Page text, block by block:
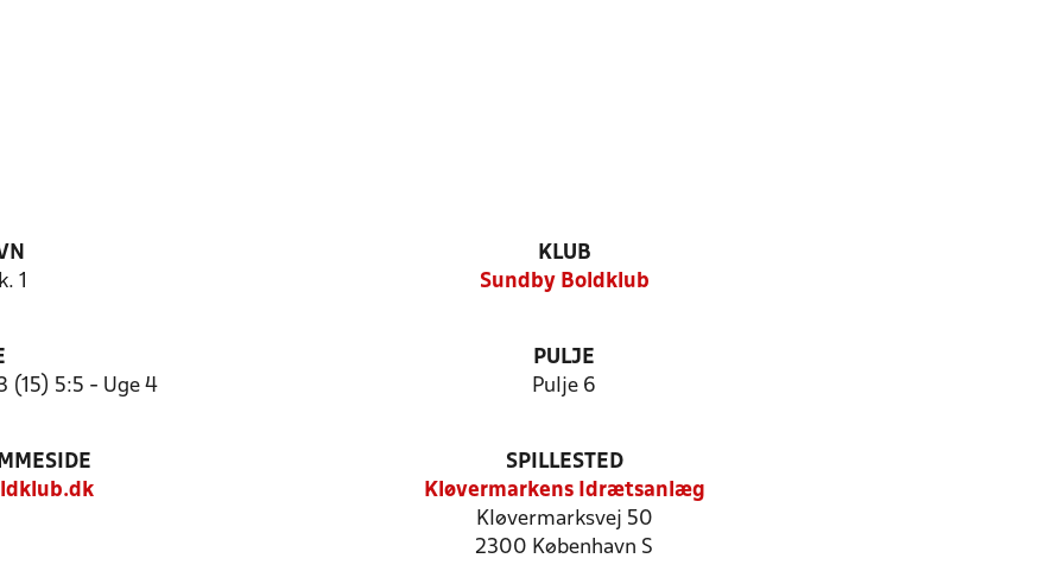
1
KLUB
Sundby Boldklub
(15) 5:5 - Uge 4
PULJE
Pulje 6
SPILLESTED
Kløvermarkens Idrætsanlæg
Kløvermarksvej 50
2300 København S